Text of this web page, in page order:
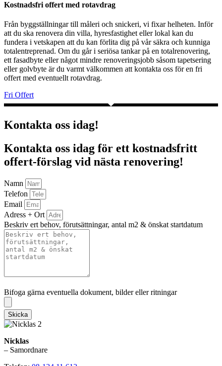
Kostnadsfri offert med rotavdrag
Från byggställningar till måleri och snickeri, vi fixar helheten. Inför
att du ska renovera din villa, hyresfastighet eller lokal kan du
fundera i vetskapen att du kan förlita dig på vår säkra och kunniga
totalentreprenad. Om du går i seriösa tankar på en totalrenovering,
ett fasadbyte eller något mindre renoveringsjobb såsom tapetsering
eller golvbyte är du varmt välkommen att kontakta oss för en fri
offert med eventuellt rotavdrag.
Fri Offert
Kontakta oss idag!
Kontakta oss idag för ett kostnadsfritt
offert-förslag vid nästa renovering!
Namn
Telefon
Email
Adress + Ort
Beskriv ert behov, förutsättningar, antal m2 & önskat startdatum
Bifoga gärna eventuella dokument, bilder eller ritningar
Skicka
Nicklas
– Samordnare